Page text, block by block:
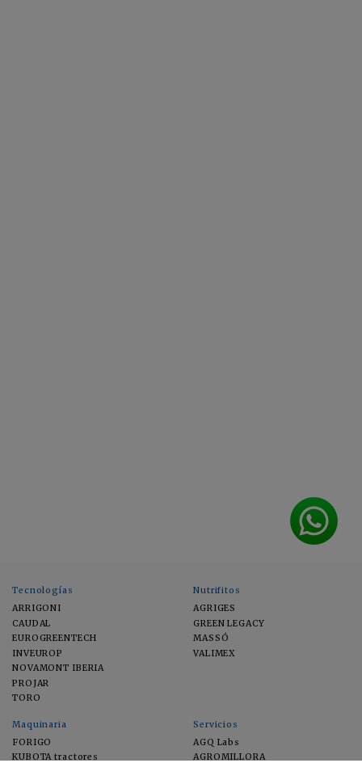
Tecnologías
ARRIGONI
CAUDAL
EUROGREENTECH
INVEUROP
NOVAMONT IBERIA
PROJAR
TORO
Nutrifitos
AGRIGES
GREEN LEGACY
MASSÓ
VALIMEX
Maquinaria
FORIGO
KUBOTA tractores
Servicios
AGQ Labs
AGROMILLORA